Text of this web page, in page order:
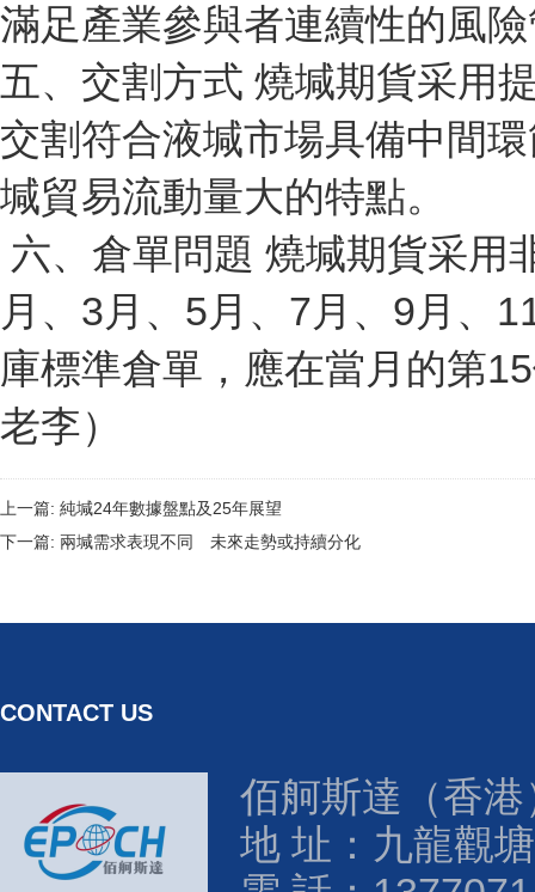
滿足產業參與者連續性的風
五、交割方式 燒堿期貨采用
交割符合液堿市場具備中間
堿貿易流動量大的特點。
六、倉單問題 燒堿期貨采用
月、3月、5月、7月、9月、
庫標準倉單，應在當月的第
老李）
上一篇: 純堿24年數據盤點及25年展望
下一篇: 兩堿需求表現不同 未來走勢或持續分化
CONTACT US
佰舸斯達（香
地 址：九龍觀